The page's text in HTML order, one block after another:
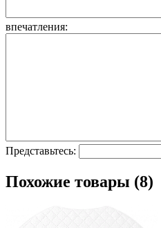
впечатления:
Представьтесь:
Похожие товары (8)